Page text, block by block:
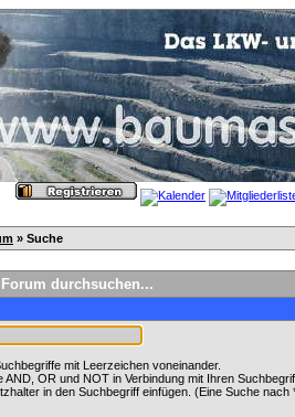
» Suche
durchsuchen...
mit Leerzeichen voneinander.
AND, OR und NOT in Verbindung mit Ihren
in den Suchbegriff einfügen. (Eine Suche